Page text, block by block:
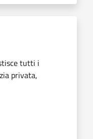
tutti i
privata,